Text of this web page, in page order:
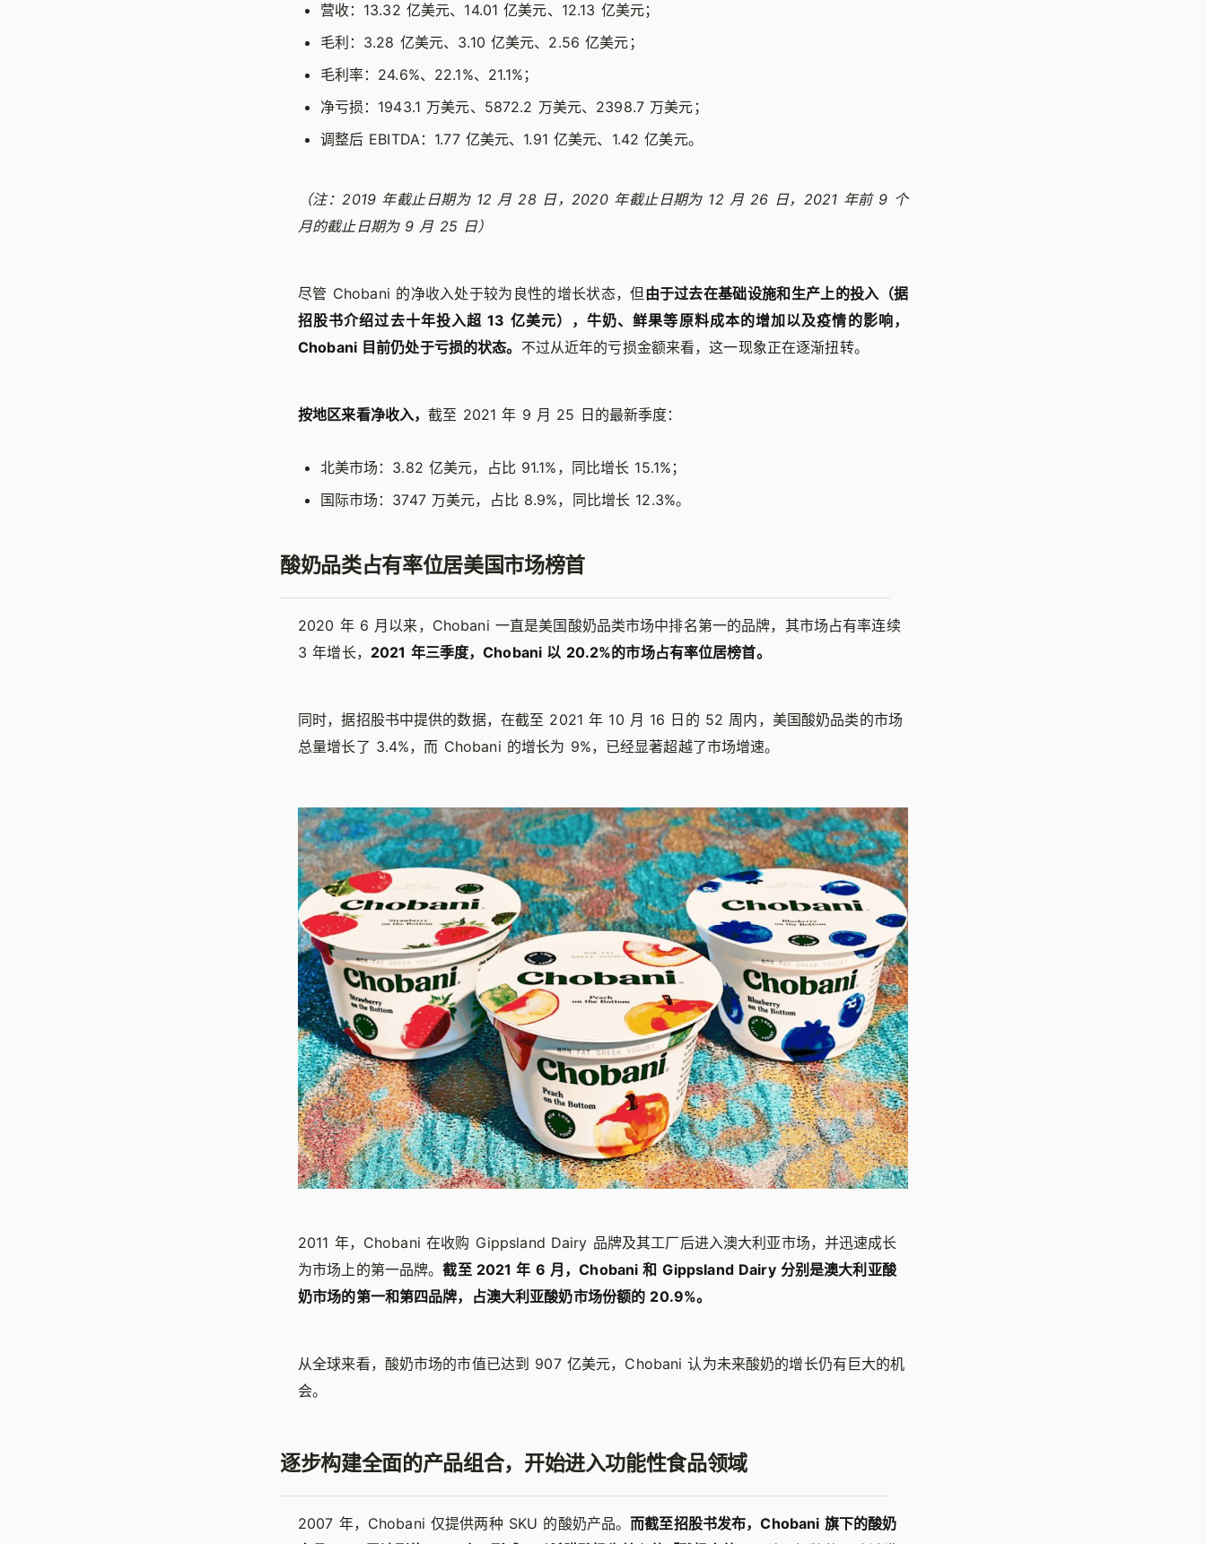
营收：13.32 亿美元、14.01 亿美元、12.13 亿美元；
毛利：3.28 亿美元、3.10 亿美元、2.56 亿美元；
毛利率：24.6%、22.1%、21.1%；
净亏损：1943.1 万美元、5872.2 万美元、2398.7 万美元；
调整后 EBITDA：1.77 亿美元、1.91 亿美元、1.42 亿美元。
（注：2019 年截止日期为 12 月 28 日，2020 年截止日期为 12 月 26 日，2021 年前 9 个
月的截止日期为 9 月 25 日）
尽管 Chobani 的净收入处于较为良性的增长状态，但由于过去在基础设施和生产上的投入（据
招股书介绍过去十年投入超 13 亿美元），牛奶、鲜果等原料成本的增加以及疫情的影响，
Chobani 目前仍处于亏损的状态。 不过从近年的亏损金额来看，这一现象正在逐渐扭转。
按地区来看净收入，截至 2021 年 9 月 25 日的最新季度：
北美市场：3.82 亿美元，占比 91.1%，同比增长 15.1%；
国际市场：3747 万美元，占比 8.9%，同比增长 12.3%。
酸奶品类占有率位居美国市场榜首
2020 年 6 月以来，Chobani 一直是美国酸奶品类市场中排名第一的品牌，其市场占有率连续
3 年增长， 2021 年三季度，Chobani 以 20.2%的市场占有率位居榜首。
同时，据招股书中提供的数据，在截至 2021 年 10 月 16 日的 52 周内，美国酸奶品类的市场
总量增长了 3.4%，而 Chobani 的增长为 9%，已经显著超越了市场增速。
2011 年，Chobani 在收购 Gippsland Dairy 品牌及其工厂后进入澳大利亚市场，并迅速成长
为市场上的第一品牌。截至 2021 年 6 月，Chobani 和 Gippsland Dairy 分别是澳大利亚酸
奶市场的第一和第四品牌，占澳大利亚酸奶市场份额的 20.9%。
从全球来看，酸奶市场的市值已达到 907 亿美元，Chobani 认为未来酸奶的增长仍有巨大的机
会。
逐步构建全面的产品组合，开始进入功能性食品领域
2007 年，Chobani 仅提供两种 SKU 的酸奶产品。而截至招股书发布，Chobani 旗下的酸奶